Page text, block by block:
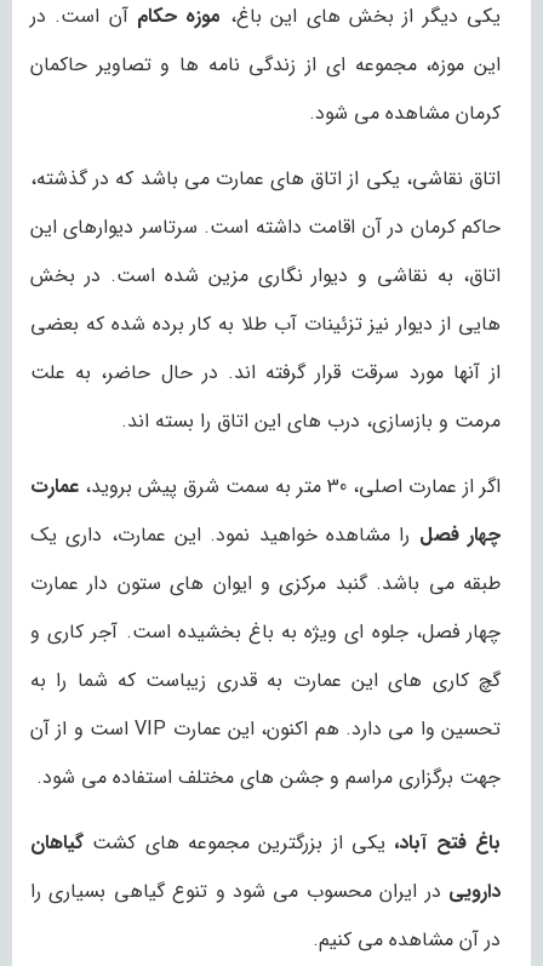
یکی دیگر از بخش های این باغ، موزه حکامآن است. در
این موزه، مجموعه ای از زندگی نامه ها و تصاویر حاکمان
کرمان مشاهده می شود.
اتاق نقاشی، یکی از اتاق های عمارت می باشد که در گذشته،
حاکم کرمان در آن اقامت داشته است. سرتاسر دیوارهای این
اتاق، به نقاشی و دیوار نگاری مزین شده است. در بخش
هایی از دیوار نیز تزئینات آب طلا به کار برده شده که بعضی
از آنها مورد سرقت قرار گرفته اند. در حال حاضر، به علت
مرمت و بازسازی، درب های این اتاق را بسته اند.
اگر از عمارت اصلی، 30 متر به سمت شرق پیش بروید،
عمارت
چهار فصل را مشاهده خواهید نمود. این عمارت، داری یک
طبقه می باشد. گنبد مرکزی و ایوان های ستون دار عمارت
چهار فصل، جلوه ای ویژه به باغ بخشیده است. آجر کاری و
گچ کاری های این عمارت به قدری زیباست که شما را به
تحسین وا می دارد. هم اکنون، این عمارت VIP است و از آن
جهت برگزاری مراسم و جشن های مختلف استفاده می شود.
باغ فتح آباد، یکی از بزرگترین مجموعه های کشت گیاهان
دارویی در ایران محسوب می شود و تنوع گیاهی بسیاری را
در آن مشاهده می کنیم.